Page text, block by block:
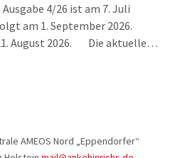
4/26 ist am 7. Juli
am 1. September 2026.
August 2026. Die aktuelle…
AMEOS Nord „Eppendorfer“